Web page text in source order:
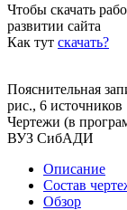
Чтобы скачать
развитии сайта
Как тут скачать?
Пояснительная
рис., 6 источников
Чертежи (в
ВУЗ СибАДИ
Описание
Состав
Обзор